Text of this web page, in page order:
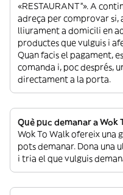
«RESTAURANT”». A
adreça per comprovar si,
lliurament a domicili en
productes que vulguis i
Quan facis el pagament,
comanda i, poc després,
directament a la porta.
Què puc demanar a Wok
Wok To Walk ofereix una
pots demanar. Dona una
i tria el que vulguis